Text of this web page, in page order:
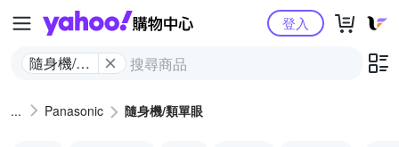
Yahoo購物中心
隨身機/類
登入
Panasonic 隨身機/類單眼